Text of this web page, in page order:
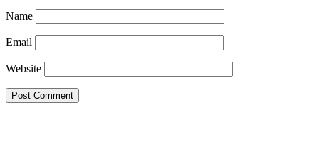
Name
Email
Website